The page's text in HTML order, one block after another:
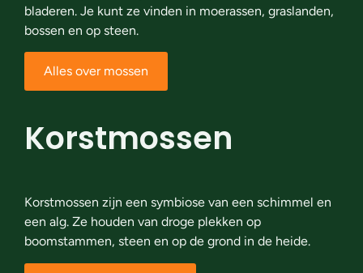
bladeren. Je kunt ze vinden in moerassen, graslanden,
bossen en op steen.
Alles over mossen
Korstmossen
Korstmossen zijn een symbiose van een schimmel en
een alg. Ze houden van droge plekken op
boomstammen, steen en op de grond in de heide.